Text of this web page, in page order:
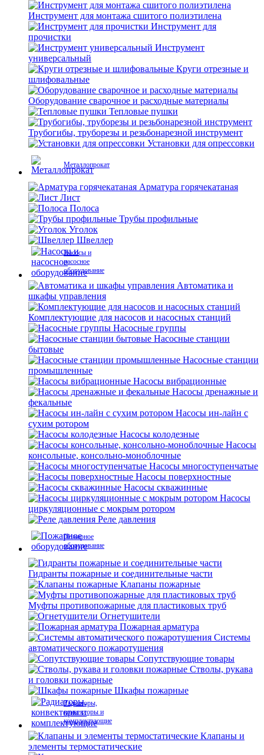
Инструмент для монтажа сшитого полиэтилена
Инструмент для
прочистки
Инструмент
универсальный
Круги отрезные и
шлифовальные
Оборудование сварочное и расходные материалы
Тепловые пушки
Трубогибы, труборезы и резьбонарезной инструмент
Установки для опрессовки
Металлопрокат
Арматура горячекатаная
Лист
Полоса
Трубы профильные
Уголок
Швеллер
Насосы и
насосное
оборудование
Автоматика и
шкафы управления
Комплектующие для насосов и насосных станций
Насосные группы
Насосные станции
бытовые
Насосные станции
промышленные
Насосы вибрационные
Насосы дренажные и
фекальные
Насосы ин-лайн с
сухим ротором
Насосы колодезные
Насосы
консольные, консольно-моноблочные
Насосы многоступенчатые
Насосы поверхностные
Насосы скважинные
Насосы
циркуляционные с мокрым ротором
Реле давления
Пожарное
оборудование
Гидранты пожарные и соединительные части
Клапаны пожарные
Муфты противопожарные для пластиковых труб
Огнетушители
Пожарная арматура
Системы
автоматического пожаротушения
Сопутствующие товары
Стволы, рукава
и головки пожарные
Шкафы пожарные
Радиаторы,
конвекторы и
комплектующие
Клапаны и
элементы термостатические